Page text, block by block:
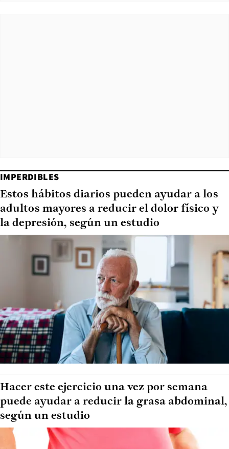
IMPERDIBLES
Estos hábitos diarios pueden ayudar a los
adultos mayores a reducir el dolor físico y
la depresión, según un estudio
Hacer este ejercicio una vez por semana
puede ayudar a reducir la grasa abdominal,
según un estudio